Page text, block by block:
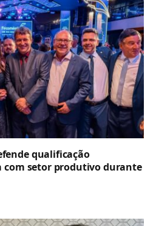
qualificação
com setor produtivo durante